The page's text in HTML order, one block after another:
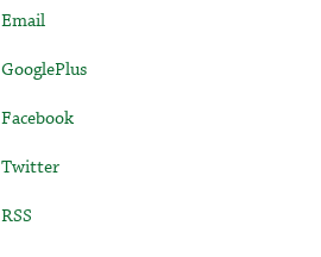
Email
GooglePlus
Facebook
Twitter
RSS